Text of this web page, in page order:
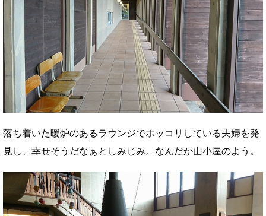
落ち着いた暖炉のあるラウンジでホッコリしている夫婦を発
見し、幸せそうだなぁとしみじみ。なんだか山小屋のよう。